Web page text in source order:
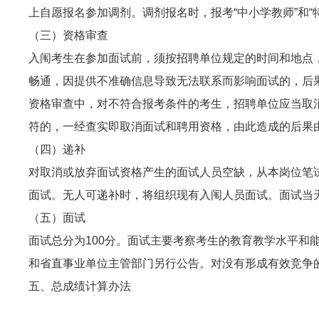
上自愿报名参加调剂。调剂报名时，报考“中小学教师”和
（三）资格审查
入 闱考生在参加面试前，须按招聘单位规定的时间和地
畅通，因提供不准确信息导致无法联系而影响面试的，后
资格审查中，对不符合报考条件的考生，招聘单位应当
符的，一经查实即取消面试和聘用资格，由此造成的后果
（四）递补
对取消或放弃面试资格产生的面试人员空缺，从本岗位笔
面试。无人可递补时，将组织现有入 闱 人员面试。面试
（五）面试
面试总分为100分。面试主要考察考生的教育教学水平和
和省直事业单位主管部门另行公告。对没有形成有效竞
五、总成绩计算办法